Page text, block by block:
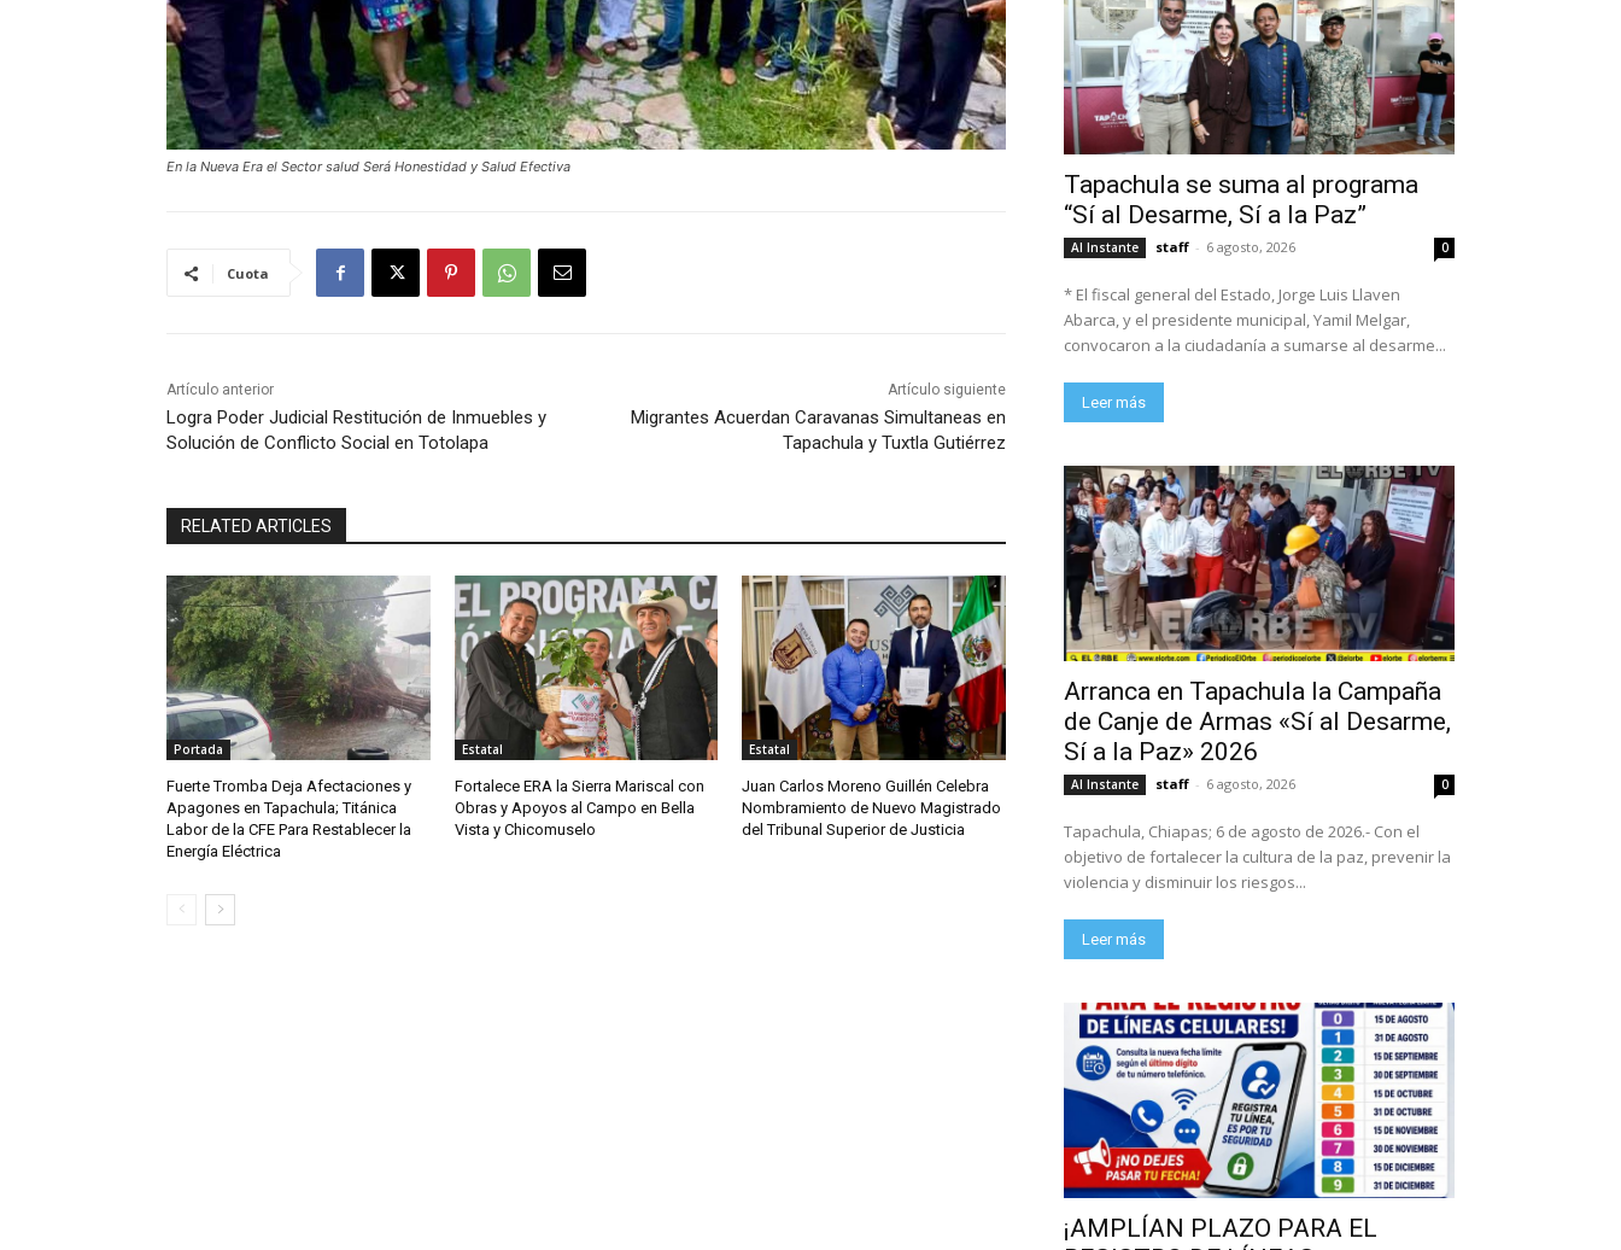
En la Nueva Era el Sector salud Será Honestidad y Salud Efectiva
Cuota
Artículo anterior
Logra Poder Judicial Restitución de Inmuebles y
Solución de Conflicto Social en Totolapa
Artículo siguiente
Migrantes Acuerdan Caravanas Simultaneas en
Tapachula y Tuxtla Gutiérrez
RELATED ARTICLES
Portada
Fuerte Tromba Deja Afectaciones y
Apagones en Tapachula; Titánica
Labor de la CFE Para Restablecer la
Energía Eléctrica
Estatal
Fortalece ERA la Sierra Mariscal con
Obras y Apoyos al Campo en Bella
Vista y Chicomuselo
Estatal
Juan Carlos Moreno Guillén Celebra
Nombramiento de Nuevo Magistrado
del Tribunal Superior de Justicia
Tapachula se suma al programa
“Sí al Desarme, Sí a la Paz”
Al Instante staff - 6 agosto, 2026 0
* El fiscal general del Estado, Jorge Luis Llaven
Abarca, y el presidente municipal, Yamil Melgar,
convocaron a la ciudadanía a sumarse al desarme...
Leer más
Arranca en Tapachula la Campaña
de Canje de Armas «Sí al Desarme,
Sí a la Paz» 2026
Al Instante staff - 6 agosto, 2026 0
Tapachula, Chiapas; 6 de agosto de 2026.- Con el
objetivo de fortalecer la cultura de la paz, prevenir la
violencia y disminuir los riesgos...
Leer más
¡AMPLÍAN PLAZO PARA EL